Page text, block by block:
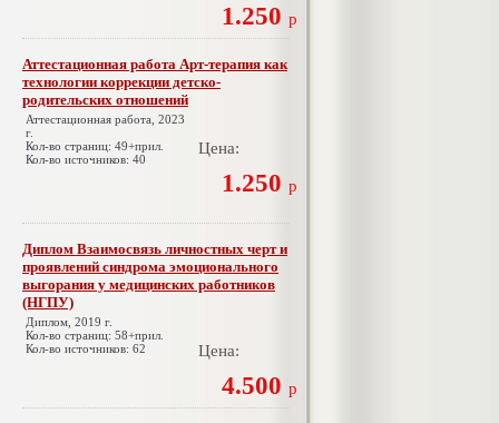
1.250 р
Аттестационная работа Арт-терапия как
технологии коррекции детско-
родительских отношений
Аттестационная работа, 2023
г.
Кол-во страниц: 49+прил.
Кол-во источников: 40
Цена:
1.250 р
Диплом Взаимосвязь личностных черт и
проявлений синдрома эмоционального
выгорания у медицинских работников
(НГПУ)
Диплом, 2019 г.
Кол-во страниц: 58+прил.
Кол-во источников: 62
Цена:
4.500 р